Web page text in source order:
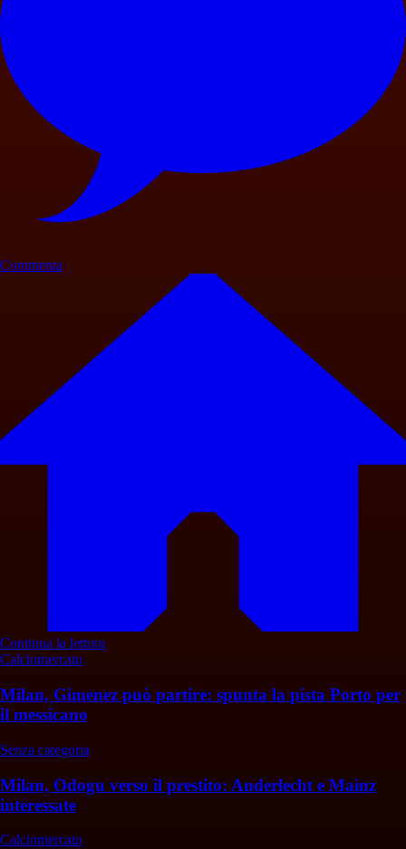
Commenta
Continua la lettura
Calciomercato
Milan, Gimenez può partire: spunta la pista Porto per
il messicano
Senza categoria
Milan, Odogu verso il prestito: Anderlecht e Mainz
interessate
Calciomercato